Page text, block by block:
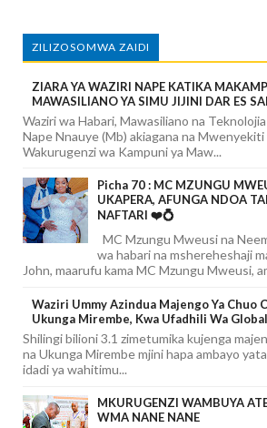
ZILIZOSOMWA ZAIDI
ZIARA YA WAZIRI NAPE KATIKA
MAWASILIANO YA SIMU JIJINI DAR ES
Waziri wa Habari, Mawasiliano na
Nape Nnauye (Mb) akiagana na Mwenyekiti
Wakurugenzi wa Kampuni ya Maw...
Picha 70 : MC MZUNGU
UKAPERA, AFUNGA NDOA
NAFTARI ❤️💍
MC Mzungu Mweusi na
wa habari na mshereheshaji
John, maarufu kama MC Mzungu Mweusi,
Waziri Ummy Azindua Majengo Ya Chuo
Ukunga Mirembe, Kwa Ufadhili Wa
Shilingi bilioni 3.1 zimetumika kujenga
na Ukunga Mirembe mjini hapa ambayo
idadi ya wahitimu...
MKURUGENZI WAMBUYA
WMA NANE NANE